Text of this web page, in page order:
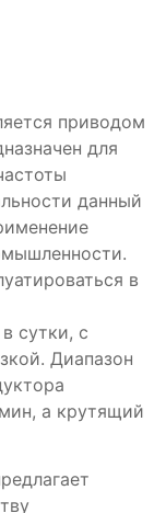
приводом
для
данный
в
сутки, с
Диапазон
а крутящий